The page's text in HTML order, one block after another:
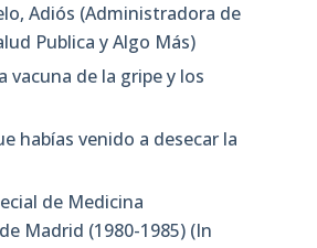
Adiós (Administradora de
Publica y Algo Más)
vacuna de la gripe y los
habías venido a desecar la
de Medicina
Madrid (1980-1985) (In